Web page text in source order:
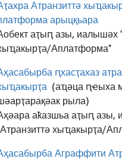
Атранзиттә
арыцқьара
аҭыԥ азы, иалышәх
Аплатформа"
ԥхасҭахаз
(аҵәца ԥҽыха
рыла)
аҟазшьа аҭыԥ азы,
хыҵакырҭа/
Аграффити